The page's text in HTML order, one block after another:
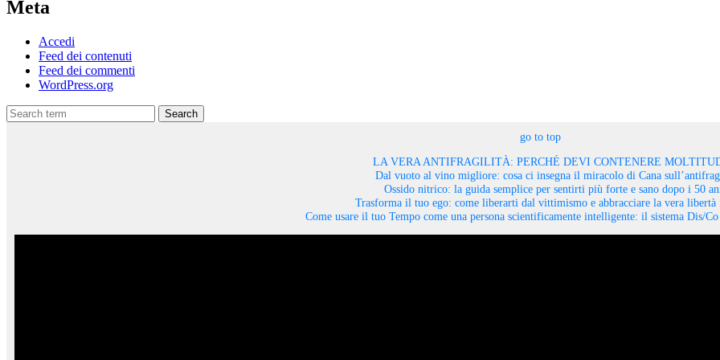
Meta
Accedi
Feed dei contenuti
Feed dei commenti
WordPress.org
Search
go to top
LA VERA ANTIFRAGILITÀ: PERCHÉ DEVI CONTENERE
Dal vuoto al vino migliore: cosa ci insegna il miracolo di Cana
Ossido nitrico: la guida semplice per sentirti più forte e sano dopo i 50
Trasforma il tuo ego: come liberarti dal vittimismo e abbracciare la vera libertà
Come usare il tuo Tempo come una persona scientificamente intelligente: il sistema Dis/